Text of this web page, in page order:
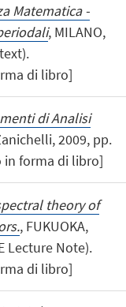
Matematica -
, MILANO,
di libro]
di Analisi
2009, pp.
in forma di libro]
theory of
, FUKUOKA,
Lecture Note).
di libro]